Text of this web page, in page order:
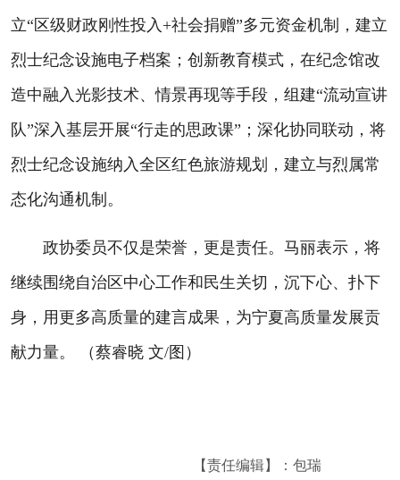
立“区级财政刚性投入+社会捐赠”多元资金机制，建立
烈士纪念设施电子档案；创新教育模式，在纪念馆改
造中融入光影技术、情景再现等手段，组建“流动宣讲
队”深入基层开展“行走的思政课”；深化协同联动，将
烈士纪念设施纳入全区红色旅游规划，建立与烈属常
态化沟通机制。
政协委员不仅是荣誉，更是责任。马丽表示，将
继续围绕自治区中心工作和民生关切，沉下心、扑下
身，用更多高质量的建言成果，为宁夏高质量发展贡
献力量。 （蔡睿晓 文/图）
【责任编辑】：包瑞